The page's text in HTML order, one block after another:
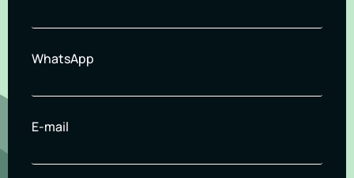
WhatsApp
E-mail